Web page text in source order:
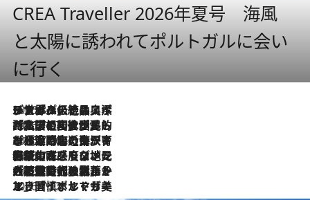
CREA Traveller 2026年夏号 海風
と太陽に誘われてポルトガルに会い
に行く
2026.8.8
リスボンの絶品スイーツ「パステル・デ・ナタ」とは？ポルトガル伝統の奥深い世界へ
2026.7.27
「私の祖国はポルトガル語です」国民的詩人フェルナンド・ペソアと、彼が愛した文学の街を歩く
2026.7.26
ポルトガル近海が育む極上の海の幸。キリリと冷えた白ワインと愉しむ、シーフード専門店の贅沢
2026.7.22
伝統の味をモダンに昇華。高感度な地元客が集う、リスボンの最旬ガストロノミー
2026.7.21
大航海時代の栄華から、震災、独裁、そして革命へ。ポルトガル・首都リスボンの石畳に刻まれた「歴史の光と影」
2026.7.13
エッセイ・ヤマザキマリ「慎ましくも美しき国 ポルトガル」